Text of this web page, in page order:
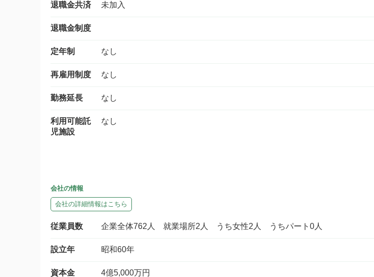
退職金共済 未加入
退職金制度
定年制 なし
再雇用制度 なし
勤務延長 なし
利用可能託
児施設
なし
会社の情報
会社の詳細情報はこちら
従業員数 企業全体762人 就業場所2人 うち女性2人 うちパート0人
設立年 昭和60年
資本金 4億5,000万円